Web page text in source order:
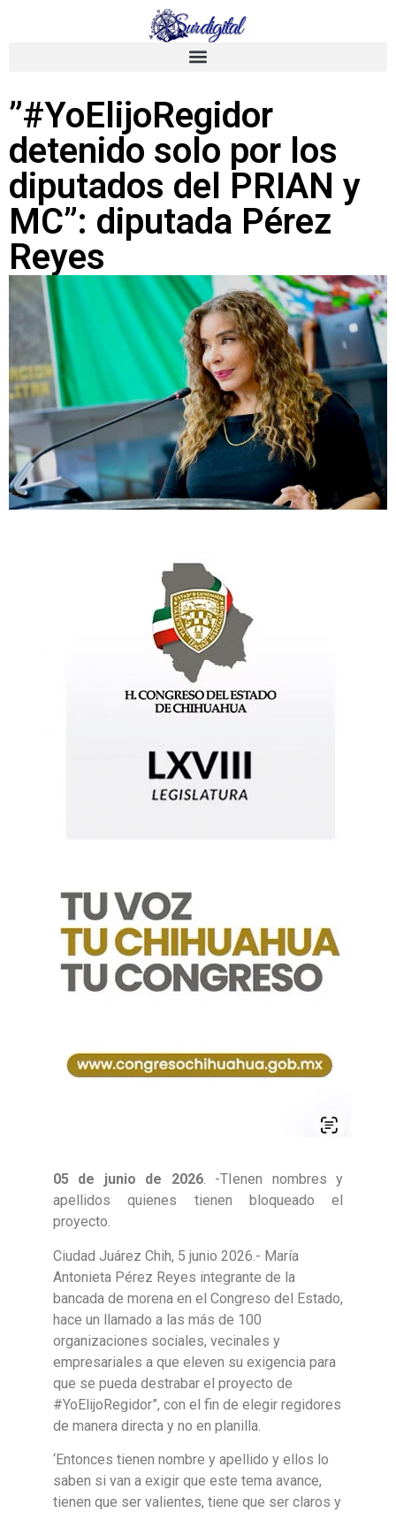
”#YoElijoRegidor
detenido solo por los
diputados del PRIAN y
MC”: diputada Pérez
Reyes
05 de junio de 2026. -TIenen nombres y
apellidos quienes tienen bloqueado el
proyecto.
Ciudad Juárez Chih, 5 junio 2026.- María
Antonieta Pérez Reyes integrante de la
bancada de morena en el Congreso del Estado,
hace un llamado a las más de 100
organizaciones sociales, vecinales y
empresariales a que eleven su exigencia para
que se pueda destrabar el proyecto de
#YoElijoRegidor”, con el fin de elegir regidores
de manera directa y no en planilla.
‘Entonces tienen nombre y apellido y ellos lo
saben si van a exigir que este tema avance,
tienen que ser valientes, tiene que ser claros y